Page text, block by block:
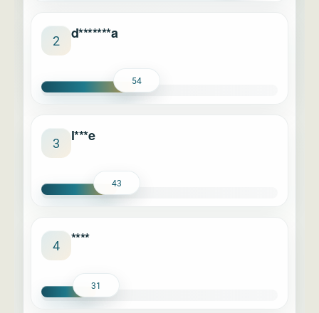
2 d*******a
54
3 l***e
43
4 ****
31